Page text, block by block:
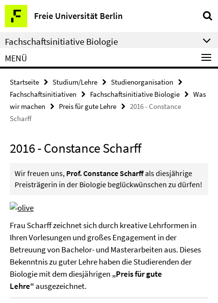
Springe
direkt
zu
Inhalt
Freie Universität Berlin
Service-
Navigation
Fachschaftsinitiative Biologie
MENÜ
Startseite Studium/Lehre
Studienorganisation
Fachschaftsinitiativen
Fachschaftsinitiative Biologie
Was
wir machen
Preis für gute Lehre
2016 - Constance
Scharff
2016 - Constance Scharff
Wir freuen uns, Prof. Constance Scharffals diesjährige
Preisträgerin in der Biologie beglückwünschen zu dürfen!
Frau Scharff zeichnet sich durch kreative Lehrformen in
Ihren Vorlesungen und großes Engagement in der
Betreuung von Bachelor- und Masterarbeiten aus. Dieses
Bekenntnis zu guter Lehre haben die Studierenden der
Biologie mit dem diesjährigen „Preis für gute
Lehre“ ausgezeichnet.